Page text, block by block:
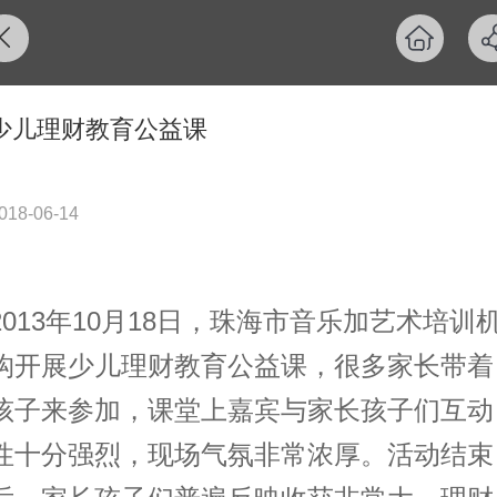
儿理财教育公益课
06-14
年10月18日，珠海市音乐加艺术培训
开展少儿理财教育公益课，很多家长带着
子来参加，课堂上嘉宾与家长孩子们互动
十分强烈，现场气氛非常浓厚。活动结束